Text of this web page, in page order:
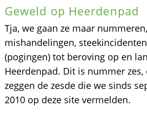
Geweld op Heerdenpad
Tja, we gaan ze maar
mishandelingen,
(pogingen) tot beroving op en
Heerdenpad. Dit is nummer zes,
zeggen de zesde die we sinds
2010 op deze site vermelden.